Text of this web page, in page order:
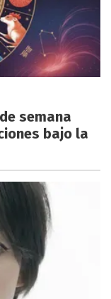
semana
bajo la